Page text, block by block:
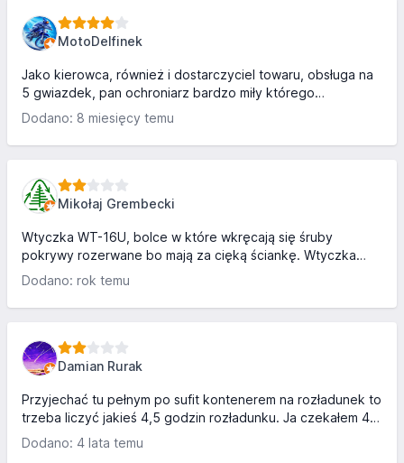
MotoDelfinek
Jako kierowca, również i dostarczyciel towaru, obsługa na
5 gwiazdek, pan ochroniarz bardzo miły którego
serdecznie pozdrawiam, magazynierzy również normalni
mili panowie, co się rzadko mi zdarza, gorąco pozdrawiam
pracowników oraz firmę, 4 gwiazdki tylko z powodu
Dodano: 8 miesięcy temu
Mikołaj Grembecki
Wtyczka WT-16U, bolce w które wkręcają się śruby
pokrywy rozerwane bo mają za cięką ściankę. Wtyczka
nowiutka tylko rozkręcona do montażu. Nie polecam,
Dodano: rok temu
Damian Rurak
Przyjechać tu pełnym po sufit kontenerem na rozładunek to
trzeba liczyć jakieś 4,5 godzin rozładunku. Ja czekałem 40
min na rozpoczęcie z braku ludzi do pracy :) ale
Dodano: 4 lata temu